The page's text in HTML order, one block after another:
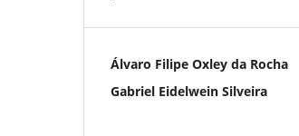
Álvaro Filipe Oxley da Rocha
Gabriel Eidelwein Silveira